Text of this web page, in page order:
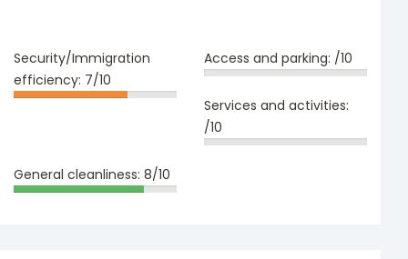
Security/Immigration
efficiency: 7/10
Access and parking: /10
Services and activities:
/10
General cleanliness: 8/10